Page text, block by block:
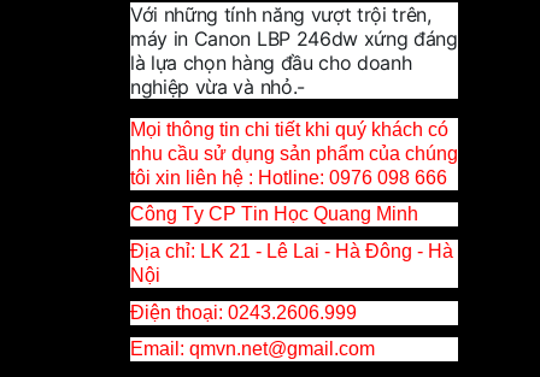
Với những tính năng vượt trội trên,
máy in Canon LBP 246dw xứng đáng
là lựa chọn hàng đầu cho doanh
nghiệp vừa và nhỏ.-
Mọi thông tin chi tiết khi quý khách có
nhu cầu sử dụng sản phẩm của chúng
tôi xin liên hệ : Hotline: 0976 098 666
Công Ty CP Tin Học Quang Minh
Địa chỉ: LK 21 - Lê Lai - Hà Đông - Hà
Nội
Điện thoại: 0243.2606.999
Email : qmvn.net@gmail.com